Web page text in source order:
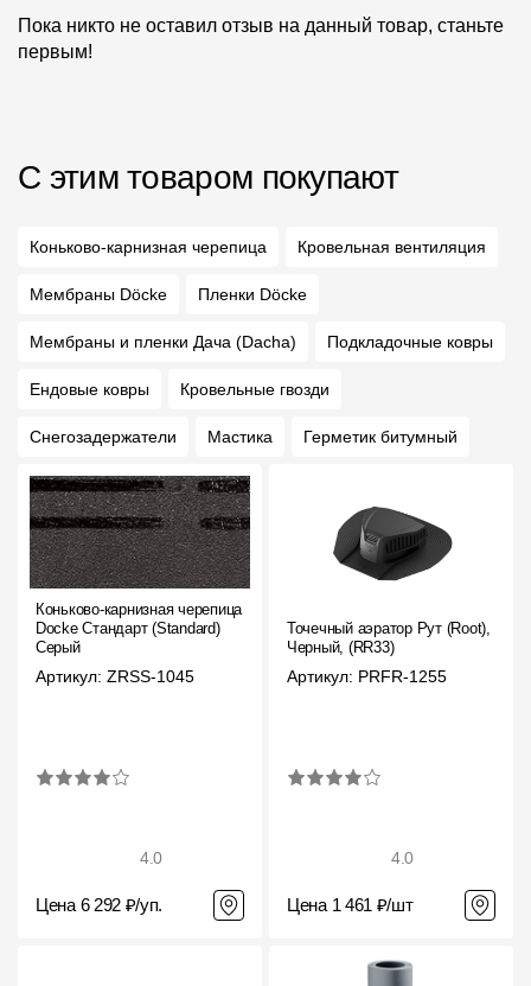
Пока никто не оставил отзыв на данный товар, станьте
первым!
С этим товаром покупают
Коньково-карнизная черепица Кровельная вентиляция
Мембраны Döcke Пленки Döcke
Мембраны и пленки Дача (Dacha) Подкладочные ковры
Ендовые ковры Кровельные гвозди
Снегозадержатели Мастика Герметик битумный
Коньково-карнизная черепица
Docke Стандарт (Standard)
Серый
Артикул: ZRSS-1045
4.0
Цена 6 292 ₽/уп.
Точечный аэратор Рут (Root),
Черный, (RR33)
Артикул: PRFR-1255
4.0
Цена 1 461 ₽/шт